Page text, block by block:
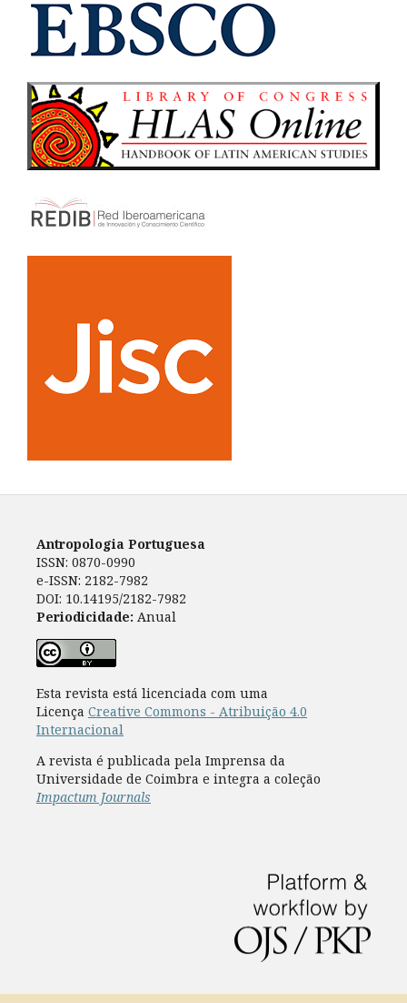
Antropologia Portuguesa
ISSN: 0870-0990
e-ISSN: 2182-7982
DOI: 10.14195/2182-7982
Periodicidade: Anual
Esta revista está licenciada com uma
Licença Creative Commons - Atribuição 4.0
Internacional
A revista é publicada pela Imprensa da
Universidade de Coimbra e integra a coleção
Impactum Journals